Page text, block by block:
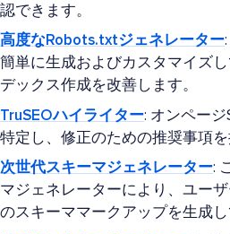
認できます。
高度なRobots.txtジェネレーター
簡単に生成およびカスタマイズ
デックス作成を改善します。
TruSEOハイライター: オンペー
特定し、修正のための推奨事項を
次世代スキーマジェネレーター:
マジェネレーターにより、ユー
のスキーママークアップを生成し